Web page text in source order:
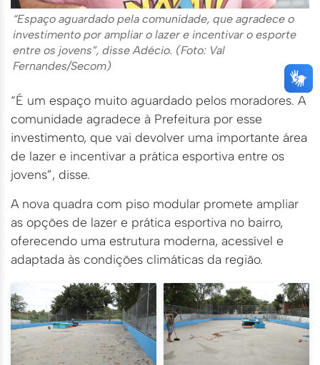
“Espaço aguardado pela comunidade, que agradece o
investimento por ampliar o lazer e incentivar o esporte
entre os jovens”, disse Adécio. (Foto: Val
Fernandes/Secom)
“É um espaço muito aguardado pelos moradores. A
comunidade agradece à Prefeitura por esse
investimento, que vai devolver uma importante área
de lazer e incentivar a prática esportiva entre os
jovens”, disse.
A nova quadra com piso modular promete ampliar
as opções de lazer e prática esportiva no bairro,
oferecendo uma estrutura moderna, acessível e
adaptada às condições climáticas da região.